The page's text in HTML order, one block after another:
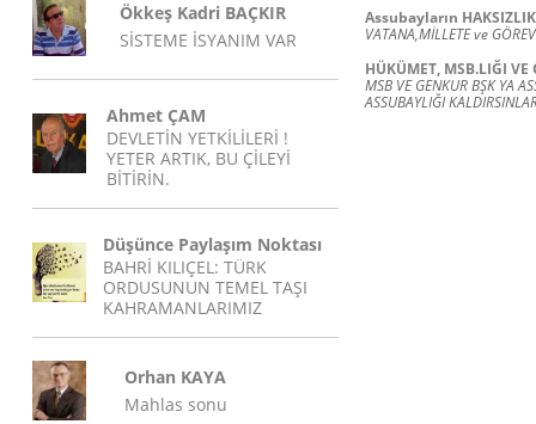
Ökkeş Kadri BAÇKIR
SİSTEME İSYANIM VAR
Ahmet ÇAM
DEVLETİN YETKİLİLERİ !
YETER ARTIK, BU ÇİLEYİ
BİTİRİN.
Düşünce Paylaşım Noktası
BAHRİ KILIÇEL: TÜRK
ORDUSUNUN TEMEL TAŞI
KAHRAMANLARIMIZ
Orhan KAYA
Mahlas sonu
Assubayların
VATANA,MİLLETE ve
HÜKÜMET, MSB.LIĞI VE
MSB VE GENKUR BŞK YA
ASSUBAYLIĞI